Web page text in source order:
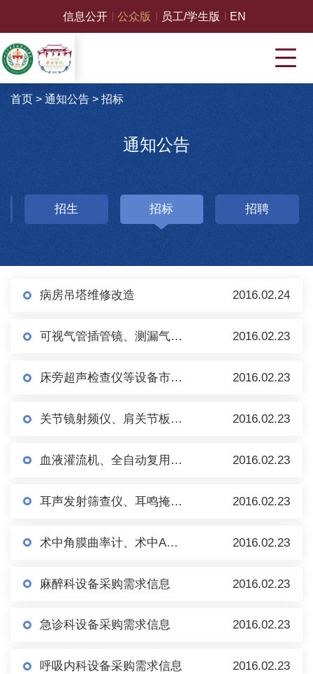
信息公开 公众版 员工/学生版 EN
首页 > 通知公告> 招标
通知公告
招生 招标 招聘
病房吊塔维修改造 2016.02.24
可视气管插管镜、测漏气等设备市场调研 2016.02.23
床旁超声检查仪等设备市场调研 2016.02.23
关节镜射频仪、肩关节板等设备市场调研 2016.02.23
血液灌流机、全自动复用机等设备市场调研 2016.02.23
耳声发射筛查仪、耳鸣掩蔽仪等设备市场调研 2016.02.23
术中角膜曲率计、术中A超等设备市场调研 2016.02.23
麻醉科设备采购需求信息 2016.02.23
急诊科设备采购需求信息 2016.02.23
呼吸内科设备采购需求信息 2016.02.23